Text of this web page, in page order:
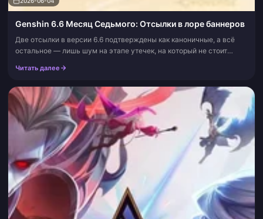
Genshin 6.6 Месяц Седьмого: Отсылки в лоре баннеров
Две отсылки в версии 6.6 подтверждены как каноничные, а всё
остальное — лишь шум на этапе утечек, на который не стоит
корни Lohen в Орден...
Читать далее